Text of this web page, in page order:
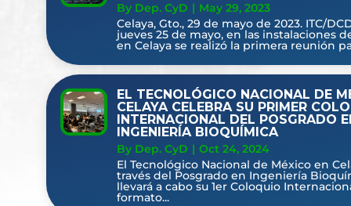
By Dep. CyD | May 29, 2023
Celaya, Gto., 29 de mayo de 2023. ITC/
jueves 25 de mayo, en las instalaciones
en Celaya se realizó la primera reunión
EL TECNOLÓGICO NACIONAL DE
CELAYA CELEBRA SU PRIMER
INTERNACIONAL DEL POSGRADO
INGENIERÍA BIOQUÍMICA
By Dep. CyD | Oct 24, 2024
El Tecnológico Nacional de México en
través del Posgrado en Ingeniería
llevará a cabo su 1er Coloquio
formato...